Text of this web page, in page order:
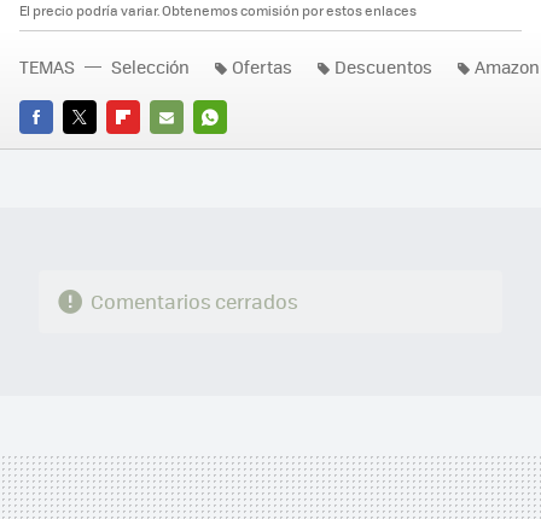
El precio podría variar. Obtenemos comisión por estos enlaces
FACEBOOK
TWITTERFLIPBOARD
E-
WHATSAPP
TEMAS Selección Ofertas Descuentos
Comentarios cerrados